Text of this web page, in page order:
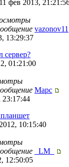
фев 2013,
vazonov11
13:29:37
сервер?
01:21:00
Mapc
23:17:44
10:15:40
_LM_
12:50:05